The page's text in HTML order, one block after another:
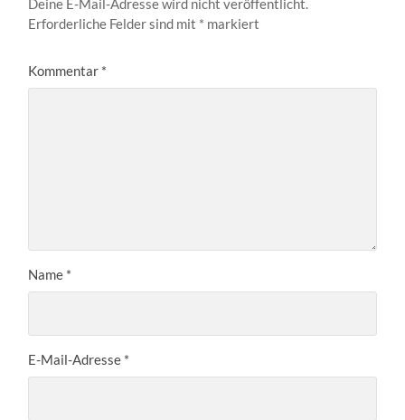
Erforderliche Felder sind mit * markiert
Kommentar *
Name *
E-Mail-Adresse *